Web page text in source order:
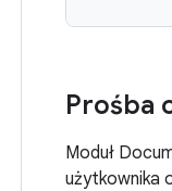
Prośba
Moduł
użytkownika